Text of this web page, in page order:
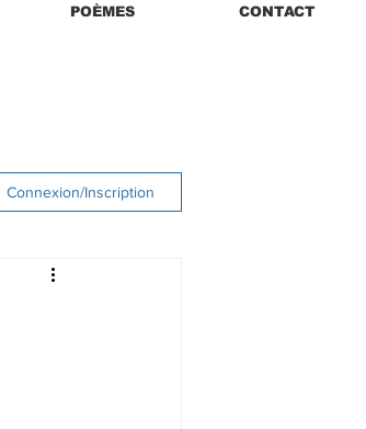
POÈMES CONTACT
Connexion/Inscription